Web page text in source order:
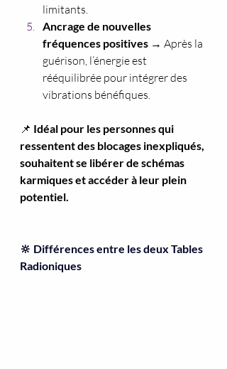
limitants.
Ancrage de nouvelles
fréquences positives → Après la
guérison, l’énergie est
rééquilibrée pour intégrer des
vibrations bénéfiques.
📌 Idéal pour les personnes qui
ressentent des blocages inexpliqués,
souhaitent se libérer de schémas
karmiques et accéder à leur plein
potentiel.
🔆 Différences entre les deux Tables
Radioniques